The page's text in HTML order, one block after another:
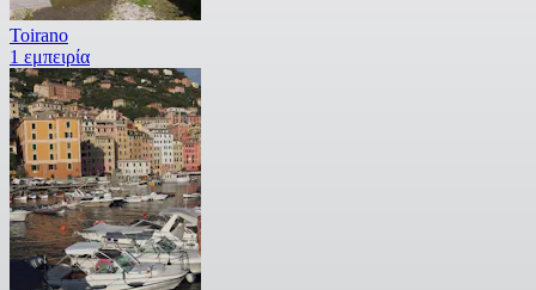
Toirano
1 εμπειρία